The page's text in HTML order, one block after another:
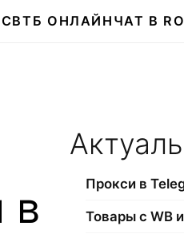
ВТБ ОНЛАЙН ЧАТ В
в
Прокси в
Товары с WB